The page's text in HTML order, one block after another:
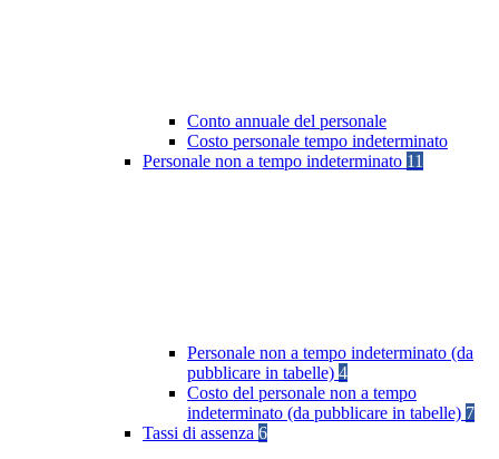
Conto annuale del personale
Costo personale tempo indeterminato
Personale non a tempo indeterminato 11
Personale non a tempo indeterminato (da
pubblicare in tabelle) 4
Costo del personale non a tempo
indeterminato (da pubblicare in tabelle) 7
Tassi di assenza 6